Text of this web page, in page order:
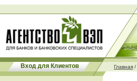
Вход для Клиентов Главная /